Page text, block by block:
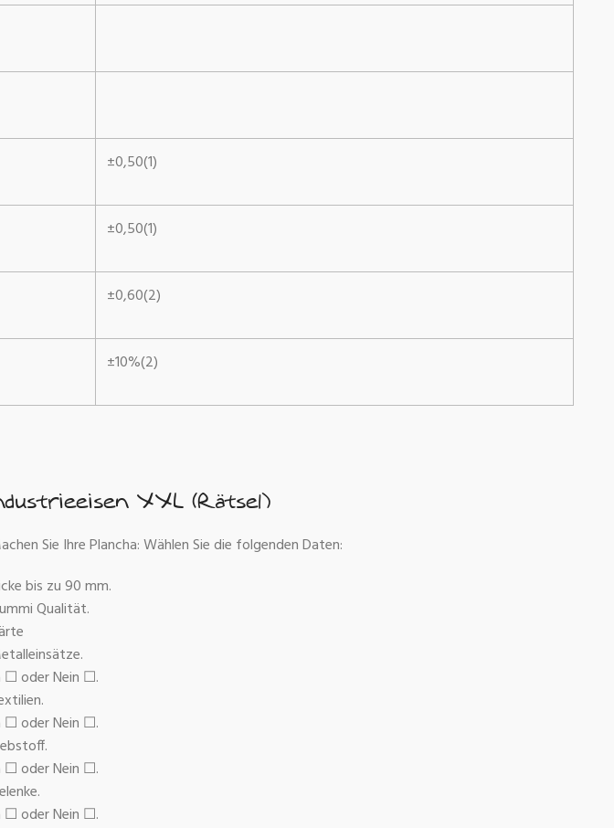
±0,50(1)
±0,50(1)
±0,60(2)
±10%(2)
XXL (Rätsel)
Sie Ihre Plancha: Wählen Sie die folgenden Daten:
bis zu 90 mm.
Qualität.
☐ oder Nein ☐.
☐ oder Nein ☐.
☐ oder Nein ☐.
☐ oder Nein ☐.